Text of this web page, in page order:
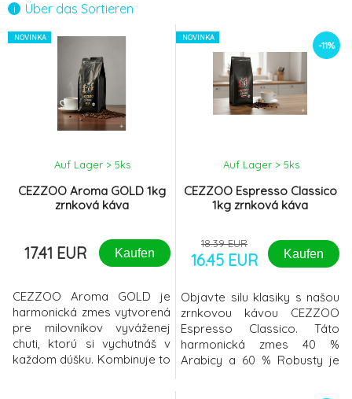
Über das Sortieren
NOVINKA
CEZZOO Aroma GOLD 1kg
zrnková káva
Auf Lager > 5ks
17.41 EUR Kaufen
CEZZOO Aroma GOLD je
harmonická zmes vytvorená
pre milovníkov vyváženej
chuti, ktorú si vychutnáš v
každom dúšku. Kombinuje to
NOVINKA
-11%
CEZZOO Espresso Classico
1kg zrnková káva
Auf Lager > 5ks
18.39 EUR
16.45 EUR Kaufen
Objavte silu klasiky s našou
zrnkovou kávou CEZZOO
Espresso Classico. Táto
harmonická zmes 40 %
Arabicy a 60 % Robusty je